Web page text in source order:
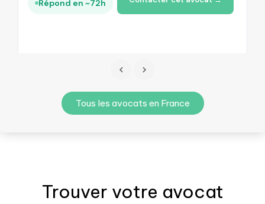
Répond en ~72h
Tous les avocats en France
Trouver votre avocat